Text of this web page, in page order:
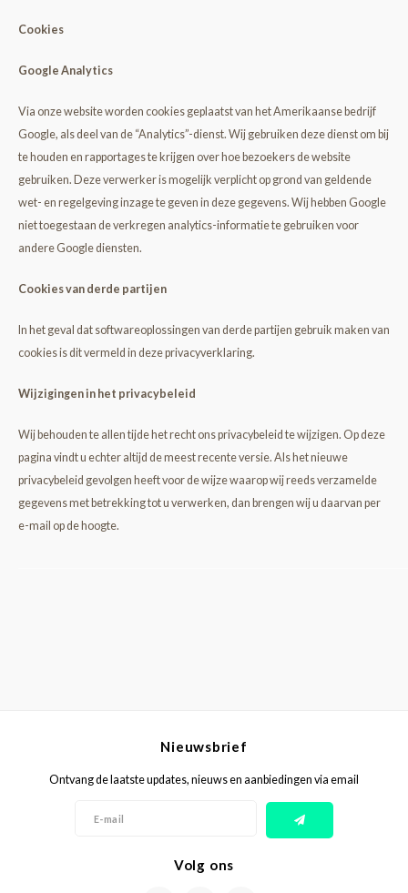
Cookies
Google Analytics
Via onze website worden cookies geplaatst van het Amerikaanse bedrijf
Google, als deel van de “Analytics”-dienst. Wij gebruiken deze dienst om bij
te houden en rapportages te krijgen over hoe bezoekers de website
gebruiken. Deze verwerker is mogelijk verplicht op grond van geldende
wet- en regelgeving inzage te geven in deze gegevens. Wij hebben Google
niet toegestaan de verkregen analytics-informatie te gebruiken voor
andere Google diensten.
Cookies van derde partijen
In het geval dat softwareoplossingen van derde partijen gebruik maken van
cookies is dit vermeld in deze privacyverklaring.
Wijzigingen in het privacybeleid
Wij behouden te allen tijde het recht ons privacybeleid te wijzigen. Op deze
pagina vindt u echter altijd de meest recente versie. Als het nieuwe
privacybeleid gevolgen heeft voor de wijze waarop wij reeds verzamelde
gegevens met betrekking tot u verwerken, dan brengen wij u daarvan per
e-mail op de hoogte.
Nieuwsbrief
Ontvang de laatste updates, nieuws en aanbiedingen via email
Volg ons